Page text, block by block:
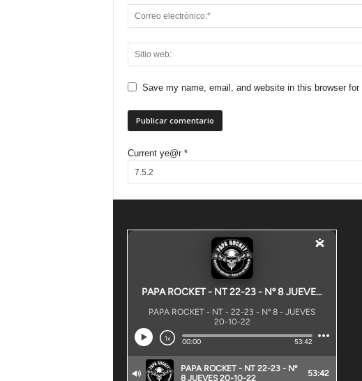
Save my name, email, and website in this browser
Current ye@r *